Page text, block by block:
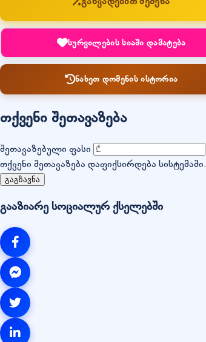
სურვილების სიაში დამატება
ნახეთ დომენის ისტორია
თქვენი შეთავაზება
შეთავაზებული ფასი
თქვენი შეთავაზება დაფიქსირდება სისტემაში.
გაგზავნა
გააზიარე სოციალურ ქსელებში